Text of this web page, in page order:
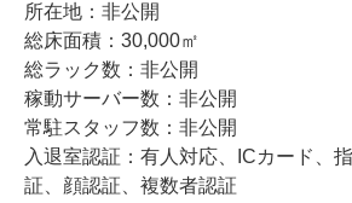
所在地：非公開
総床面積：30,000㎡
総ラック数：非公開
稼動サーバー数：非公開
常駐スタッフ数：非公開
入退室認証：有人対応、ICカード、
証、顔認証、複数者認証